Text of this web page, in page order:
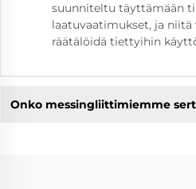
suunniteltu täyttämään
laatuvaatimukset, ja niitä
räätälöidä tiettyihin
Onko messingliittimiemme